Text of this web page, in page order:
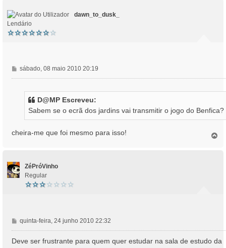
m
dawn_to_dusk_
Lendário
M
e
m
sábado, 08 maio 2010 20:19
D@MP Escreveu:
Sabem se o ecrã dos jardins vai transmitir o jogo do Benfica?
cheira-me que foi mesmo para isso!
ZéPróVinho
Regular
M
e
quinta-feira, 24 junho 2010 22:32
Deve ser frustrante para quem quer estudar na sala de estudo da